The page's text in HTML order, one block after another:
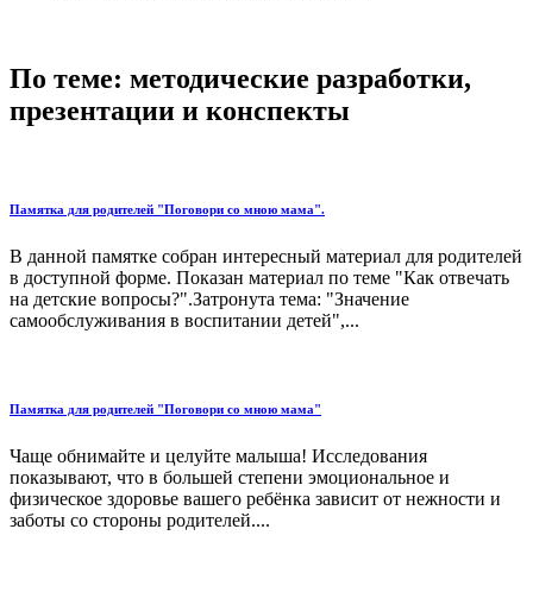
По теме: методические разработки,
презентации и конспекты
Памятка для родителей "Поговори со мною мама".
В данной памятке собран интересный материал для родителей
в доступной форме. Показан материал по теме "Как отвечать
на детские вопросы?".Затронута тема: "Значение
самообслуживания в воспитании детей",...
Памятка для родителей "Поговори со мною мама"
Чаще обнимайте и целуйте малыша! Исследования
показывают, что в большей степени эмоциональное и
физическое здоровье вашего ребёнка зависит от нежности и
заботы со стороны родителей....